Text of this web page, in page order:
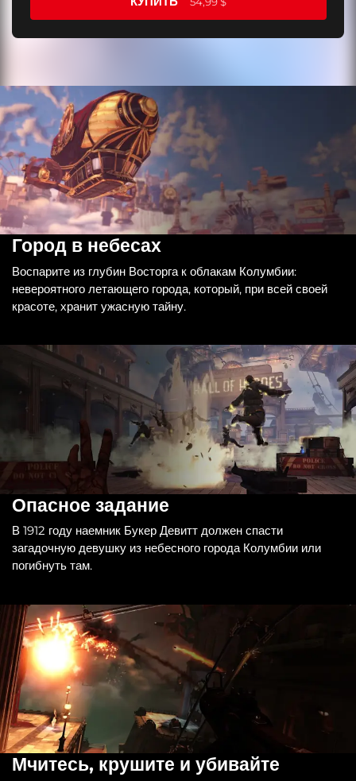
Город в небесах
Воспарите из глубин Восторга к облакам Колумбии:
невероятного летающего города, который, при всей своей
красоте, хранит ужасную тайну.
Опасное задание
В 1912 году наемник Букер Девитт должен спасти
загадочную девушку из небесного города Колумбии или
погибнуть там.
Мчитесь, крушите и убивайте